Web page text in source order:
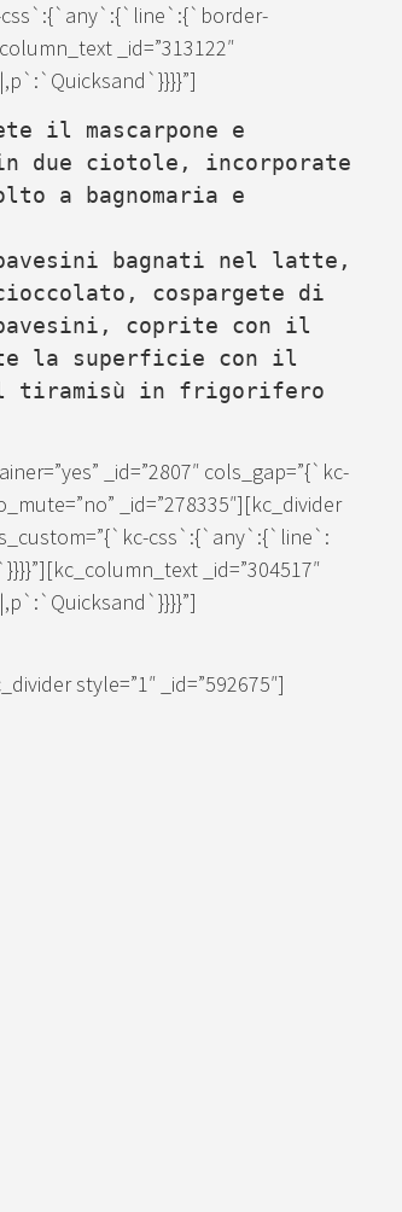
css`:{`any`:{`line`:{`border-
_id=”313122″
il mascarpone e
due ciotole, incorporate
a bagnomaria e
bagnati nel latte,
cospargete di
coprite con il
la superficie con il
il tiramisù in frigorifero
_id=”2807″ cols_gap=”{`kc-
_id=”278335″][kc_divider
css`:{`any`:{`line`:
_id=”304517″
style=”1″ _id=”592675″]